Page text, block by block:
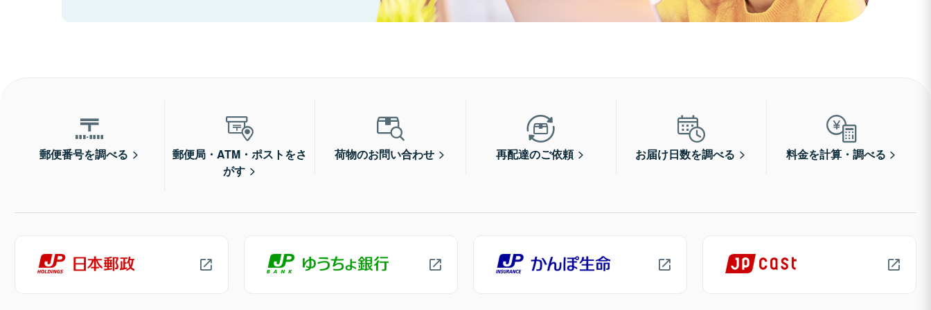
郵便番号を調べる
郵便局・ATM・ポストをさ
がす
荷物のお問い合わせ 再配達のご依頼 お届け日数を調べる 料金を計算・調べる